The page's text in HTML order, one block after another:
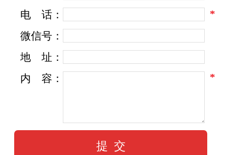
电
话：
*
微信号：
地
址：
内
容： *